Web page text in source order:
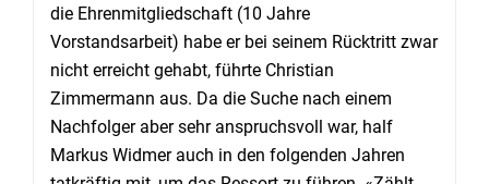
die Ehrenmitgliedschaft (10 Jahre
Vorstandsarbeit) habe er bei seinem Rücktritt zwar
nicht erreicht gehabt, führte Christian
Zimmermann aus. Da die Suche nach einem
Nachfolger aber sehr anspruchsvoll war, half
Markus Widmer auch in den folgenden Jahren